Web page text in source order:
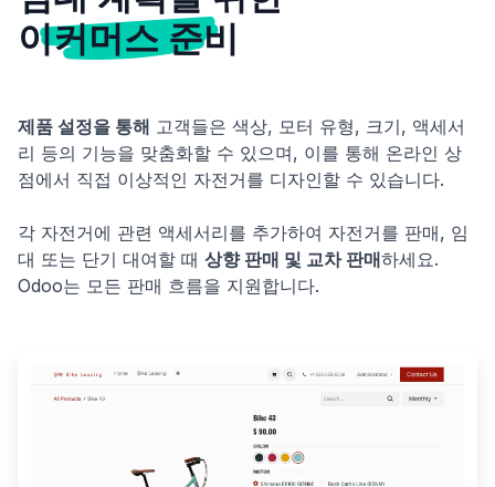
이커머스 준비
제품 설정을 통해 고객들은 색상, 모터 유형, 크기, 액세서
리 등의 기능을 맞춤화할 수 있으며, 이를 통해 온라인 상
점에서 직접 이상적인 자전거를 디자인할 수 있습니다.
각 자전거에 관련 액세서리를 추가하여 자전거를 판매, 임
대 또는 단기 대여할 때 상향 판매 및 교차 판매하세요.
Odoo는 모든 판매 흐름을 지원합니다.